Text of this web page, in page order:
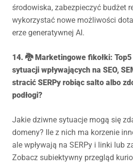
środowiska, zabezpieczyć budżet
wykorzystać nowe możliwości
erze generatywnej AI.
14. 🐉 Marketingowe fikołki:
sytuacji wpływających na SEO,
stracić SERPy robiąc salto albo
podłogi?
Jakie dziwne sytuacje mogą się
domeny? Ile z nich ma korzenie
ale wpływają na SERPy i linki lub
Zobacz subiektywny przegląd